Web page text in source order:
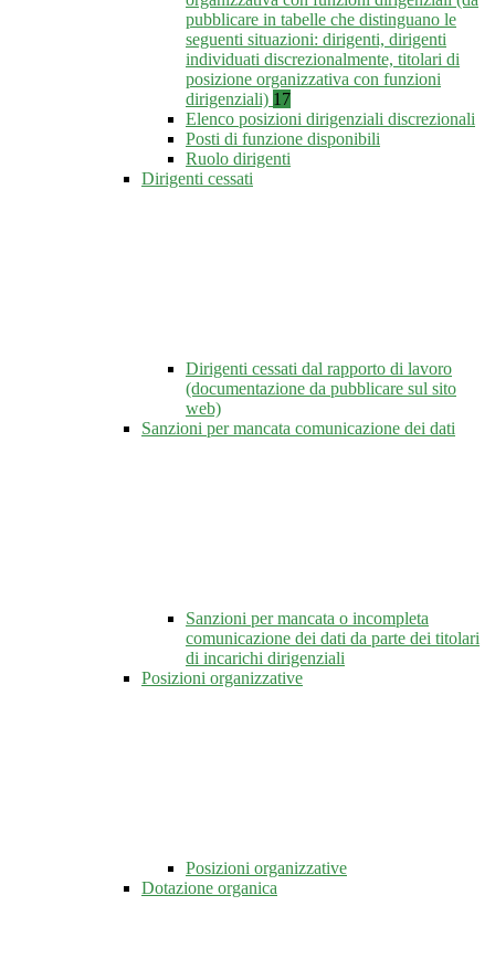
pubblicare in tabelle che distinguano le
seguenti situazioni: dirigenti, dirigenti
individuati discrezionalmente, titolari di
posizione organizzativa con funzioni
dirigenziali) 17
Elenco posizioni dirigenziali discrezionali
Posti di funzione disponibili
Ruolo dirigenti
Dirigenti cessati
Dirigenti cessati dal rapporto di lavoro
(documentazione da pubblicare sul sito
web)
Sanzioni per mancata comunicazione dei dati
Sanzioni per mancata o incompleta
comunicazione dei dati da parte dei titolari
di incarichi dirigenziali
Posizioni organizzative
Posizioni organizzative
Dotazione organica